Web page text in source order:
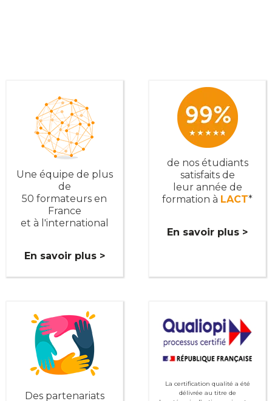
Une équipe de plus
de
50 formateurs en
France
et à l'international
En savoir plus >
de nos étudiants
satisfaits de
leur année de
formation à LACT*
En savoir plus >
Des partenariats
La certification qualité a été
délivrée au titre de